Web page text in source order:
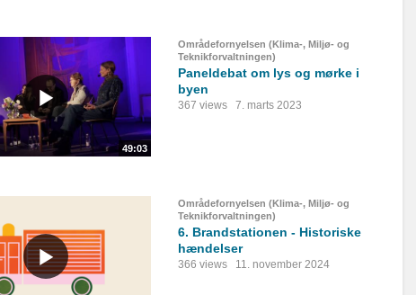
49:03
Områdefornyelsen (Klima-, Miljø- og
Teknikforvaltningen)
Paneldebat om lys og mørke i
byen
367 views 7. marts 2023
Områdefornyelsen (Klima-, Miljø- og
Teknikforvaltningen)
6. Brandstationen - Historiske
hændelser
366 views 11. november 2024